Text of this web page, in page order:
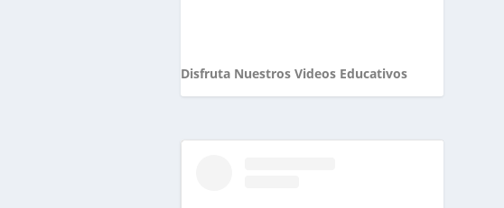
Disfruta Nuestros Videos Educativos